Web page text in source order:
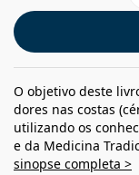
O objetivo deste
dores nas costas
utilizando os
e da Medicina
sinopse completa >